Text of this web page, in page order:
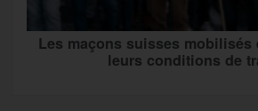
Les maçons suisses mobilisés
leurs conditions de